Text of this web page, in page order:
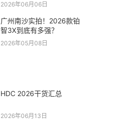
2026年06月06日
广州南沙实拍！2026款铂
智3X到底有多强？
2026年05月08日
HDC 2026干货汇总
2026年06月13日